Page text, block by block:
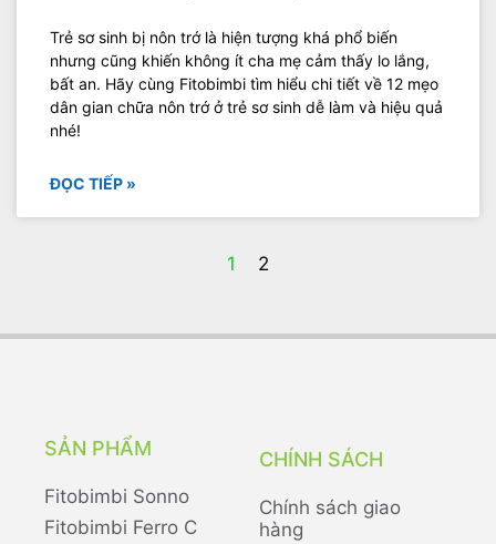
Trẻ sơ sinh bị nôn trớ là hiện tượng khá phổ biến
nhưng cũng khiến không ít cha mẹ cảm thấy lo lắng,
bất an. Hãy cùng Fitobimbi tìm hiểu chi tiết về 12 mẹo
dân gian chữa nôn trớ ở trẻ sơ sinh dễ làm và hiệu quả
nhé!
ĐỌC TIẾP »
1 2
SẢN PHẨM
Fitobimbi Sonno
Fitobimbi Ferro C
CHÍNH SÁCH
Chính sách giao
hàng